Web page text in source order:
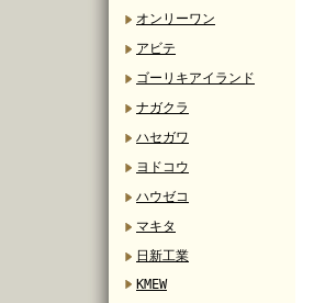
オンリーワン
アビテ
ゴーリキアイランド
ナガクラ
ハセガワ
ヨドコウ
ハウゼコ
マキタ
日新工業
KMEW